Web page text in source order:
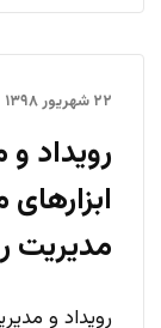
۲۲ شهریور ۱۳۹۸
رویداد
مدیریت
رویداد و